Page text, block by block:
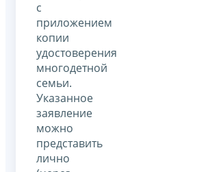
с
приложением
копии
удостоверения
многодетной
семьи.
Указанное
заявление
можно
представить
лично